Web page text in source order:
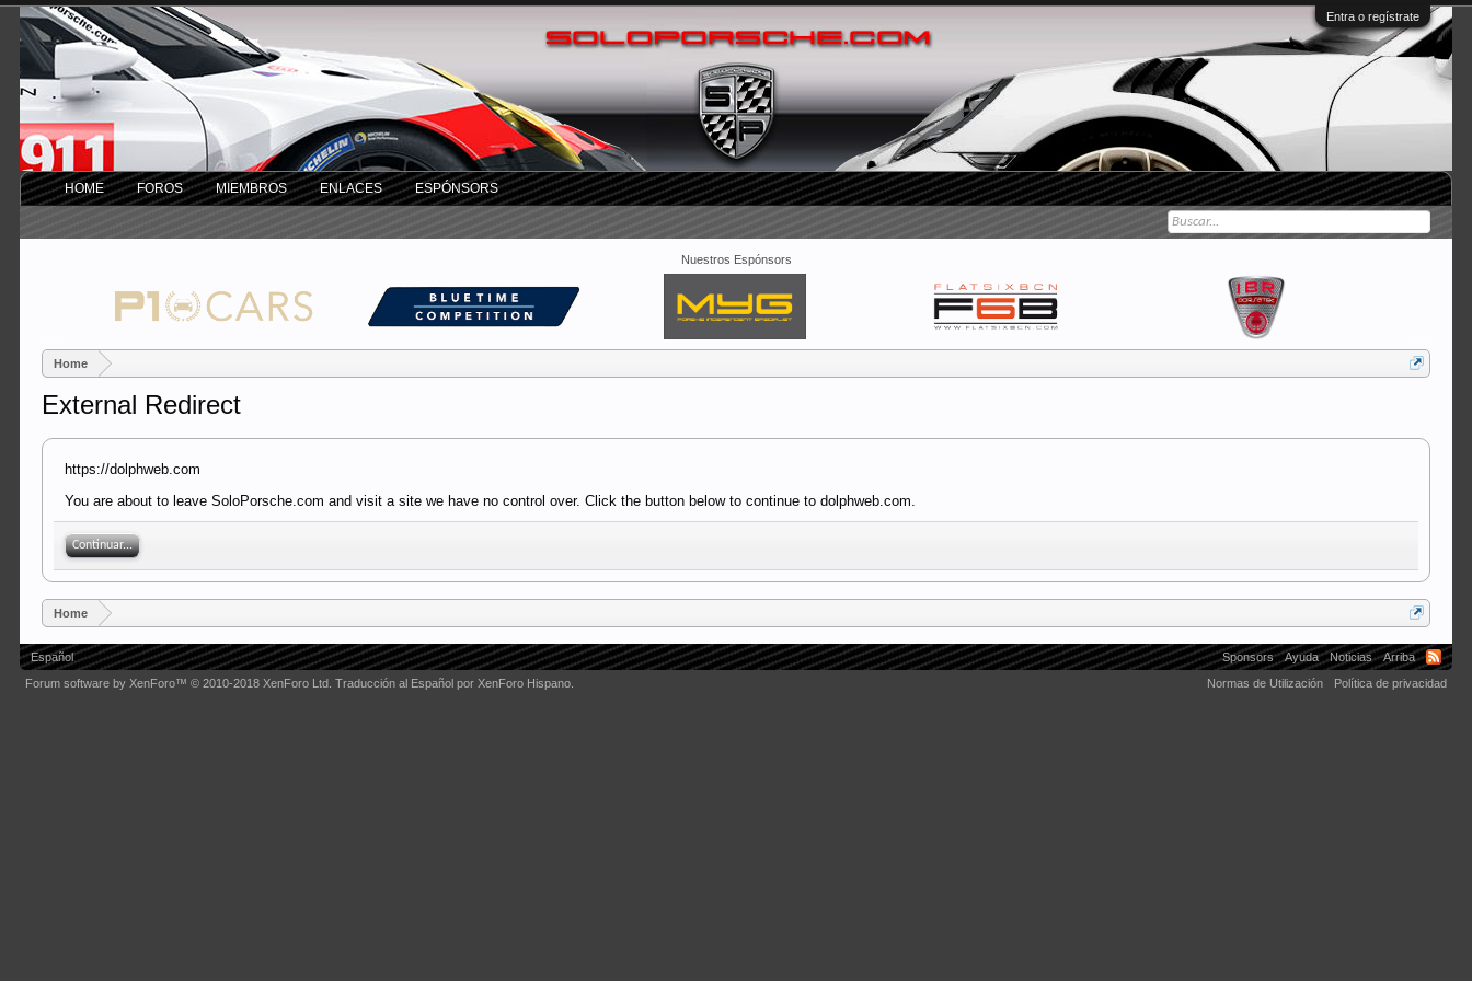
Entra o regístrate
Nuestros Espónsors
Home
External Redirect
https://dolphweb.com
You are about to leave SoloPorsche.com and visit a site we have no control over. Click the button below to continue to dolphweb.com.
Continuar...
Home
HOME FOROS MIEMBROS ENLACES ESPÓNSORS
Español Sponsors Ayuda Noticias
Arriba
Normas de Utilización
Política de privacidad
Forum software by XenForo™© 2010-2018 XenForo Ltd. Traducción al Español por XenForo Hispano.